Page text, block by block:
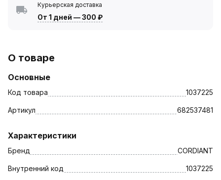
Курьерская доставка
От 1 дней —300 ₽
О товаре
Основные
Код товара 1037225
Артикул 682537481
Характеристики
Бренд CORDIANT
Внутренний код 1037225